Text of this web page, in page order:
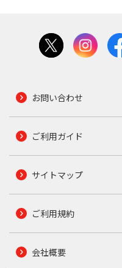
お問い合わせ
ご利用ガイド
サイトマップ
ご利用規約
会社概要